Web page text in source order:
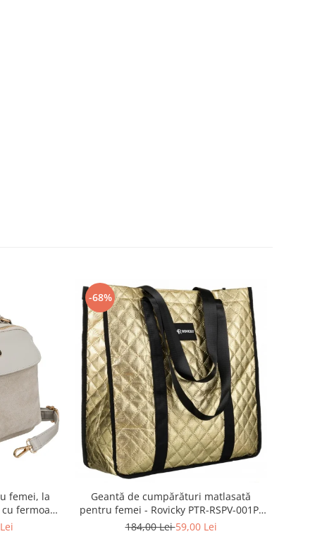
femei, la
fermoar,
PTN
-68%
Geantă de cumpărături matlasată
pentru femei - Rovicky PTR-RSPV-001P-
5277 GOLD
184,00 Lei59,00 Lei